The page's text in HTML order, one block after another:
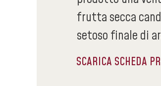
frutta secca
setoso finale di
SCARICA SCHEDA